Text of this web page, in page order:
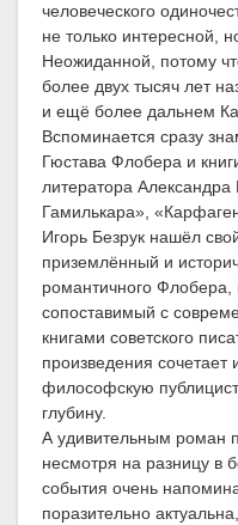
человеческого
не только интересной,
Неожиданной, потому
более двух тысяч лет
и ещё более дальнем
Вспоминается сразу
Гюстава Флобера и
литератора
Гамилькара»,
Игорь Безрук нашёл
приземлённый и
романтичного Флобера,
сопоставимый с
книгами советского
произведения сочетает
философскую
глубину.
А удивительным роман
несмотря на разницу в
события очень
поразительно